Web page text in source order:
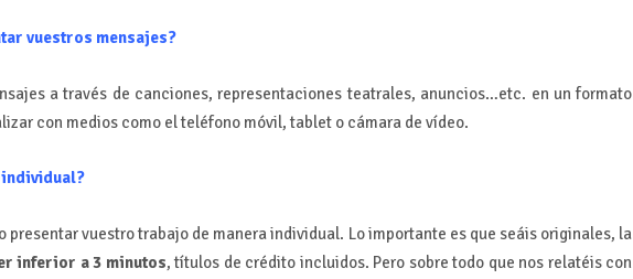
vuestros mensajes?
a través de canciones, representaciones teatrales, anuncios…etc. en un formato
con medios como el teléfono móvil, tablet o cámara de vídeo.
individual?
presentar vuestro trabajo de manera individual. Lo importante es que seáis originales, la
inferior a 3 minutos, títulos de crédito incluidos. Pero sobre todo que nos relatéis con